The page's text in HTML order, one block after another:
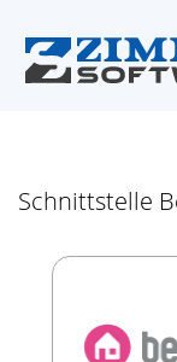
Schnittstelle